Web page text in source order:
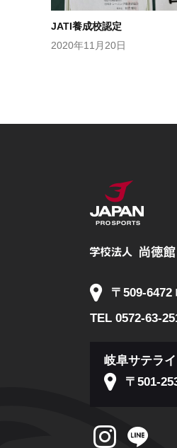
JATI養成校認定
2020年11月20日
〒509-
TEL 0572-63-
岐阜サテラ
〒501-